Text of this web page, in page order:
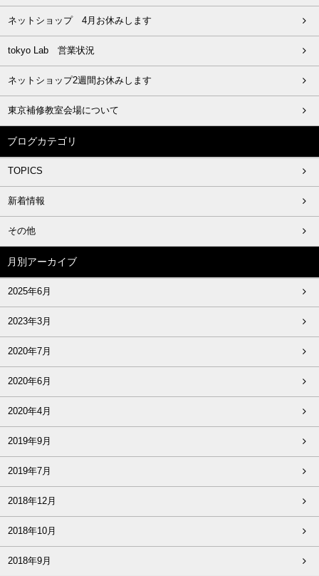
ネットショップ 4月お休みします
tokyo Lab 営業状況
ネットショップ2週間お休みします
東京補修教室会場について
ブログカテゴリ
TOPICS
新着情報
その他
月別アーカイブ
2025年6月
2023年3月
2020年7月
2020年6月
2020年4月
2019年9月
2019年7月
2018年12月
2018年10月
2018年9月